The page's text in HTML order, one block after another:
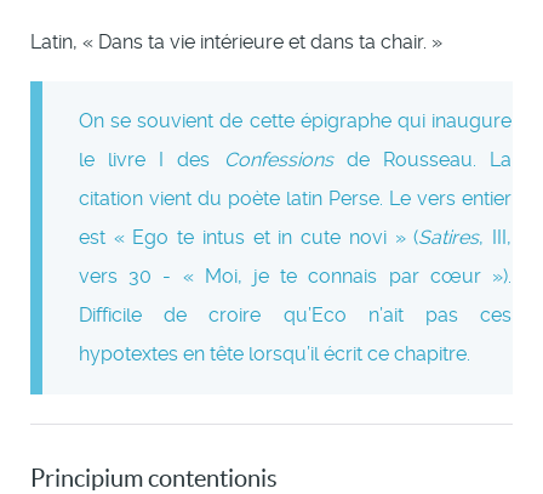
Latin, « Dans ta vie intérieure et dans ta chair. »
On se souvient de cette épigraphe qui inaugure
le livre I des
Confessionsde Rousseau. La
citation vient du poète latin Perse. Le vers entier
est « Ego te intus et in cute novi » (Satires, III,
vers 30 - « Moi, je te connais par cœur »).
Difficile de croire qu’Eco n’ait pas ces
hypotextes en tête lorsqu’il écrit ce chapitre.
Principium contentionis